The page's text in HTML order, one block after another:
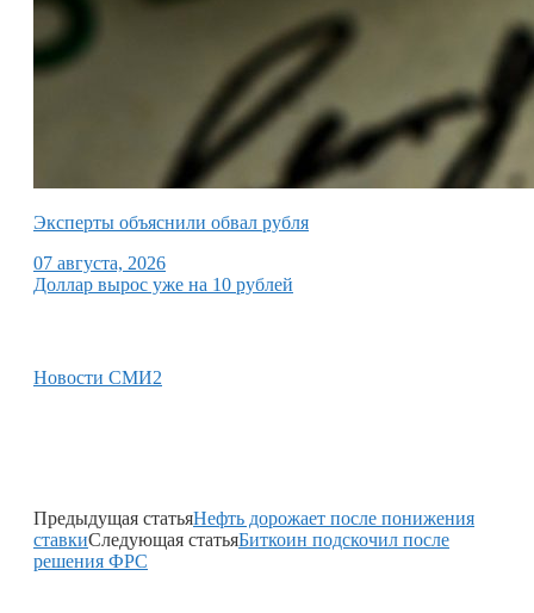
Эксперты объяснили обвал рубля
07 августа, 2026
Доллар вырос уже на 10 рублей
Новости СМИ2
Предыдущая статьяНефть дорожает после понижения
ставкиСледующая статьяБиткоин подскочил после
решения ФРС